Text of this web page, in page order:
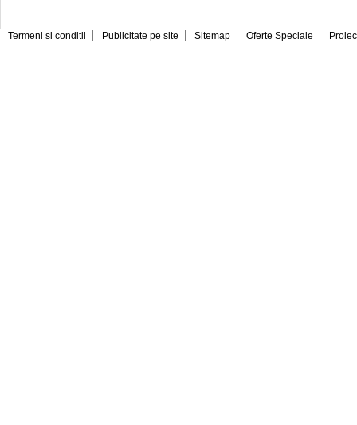
Termeni si conditii Publicitate pe site Sitemap Oferte Speciale